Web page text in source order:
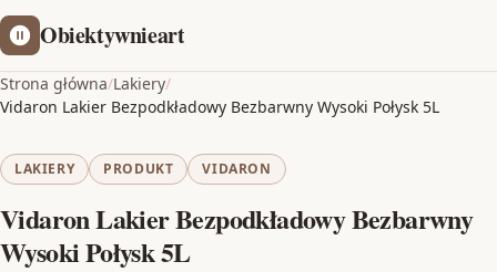
Obiektywnieart
Strona główna/Lakiery/
Vidaron Lakier Bezpodkładowy Bezbarwny Wysoki Połysk 5L
LAKIERY PRODUKT VIDARON
Vidaron Lakier Bezpodkładowy Bezbarwny
Wysoki Połysk 5L